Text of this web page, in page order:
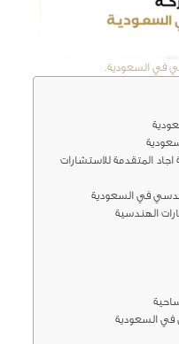
في السعودية.
المتقدمة للاستشارات
في السعودية
الهندسية
السعودية